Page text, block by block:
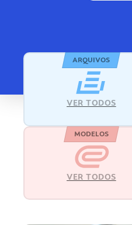
ARQUIVOS
VER TODOS
MODELOS
VER TODOS